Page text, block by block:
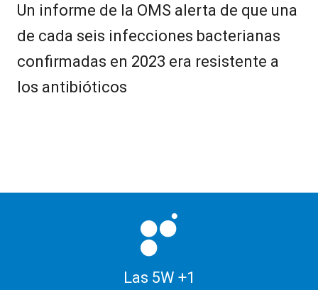
Un informe de la OMS alerta de que una
de cada seis infecciones bacterianas
confirmadas en 2023 era resistente a
los antibióticos
Las 5W +1